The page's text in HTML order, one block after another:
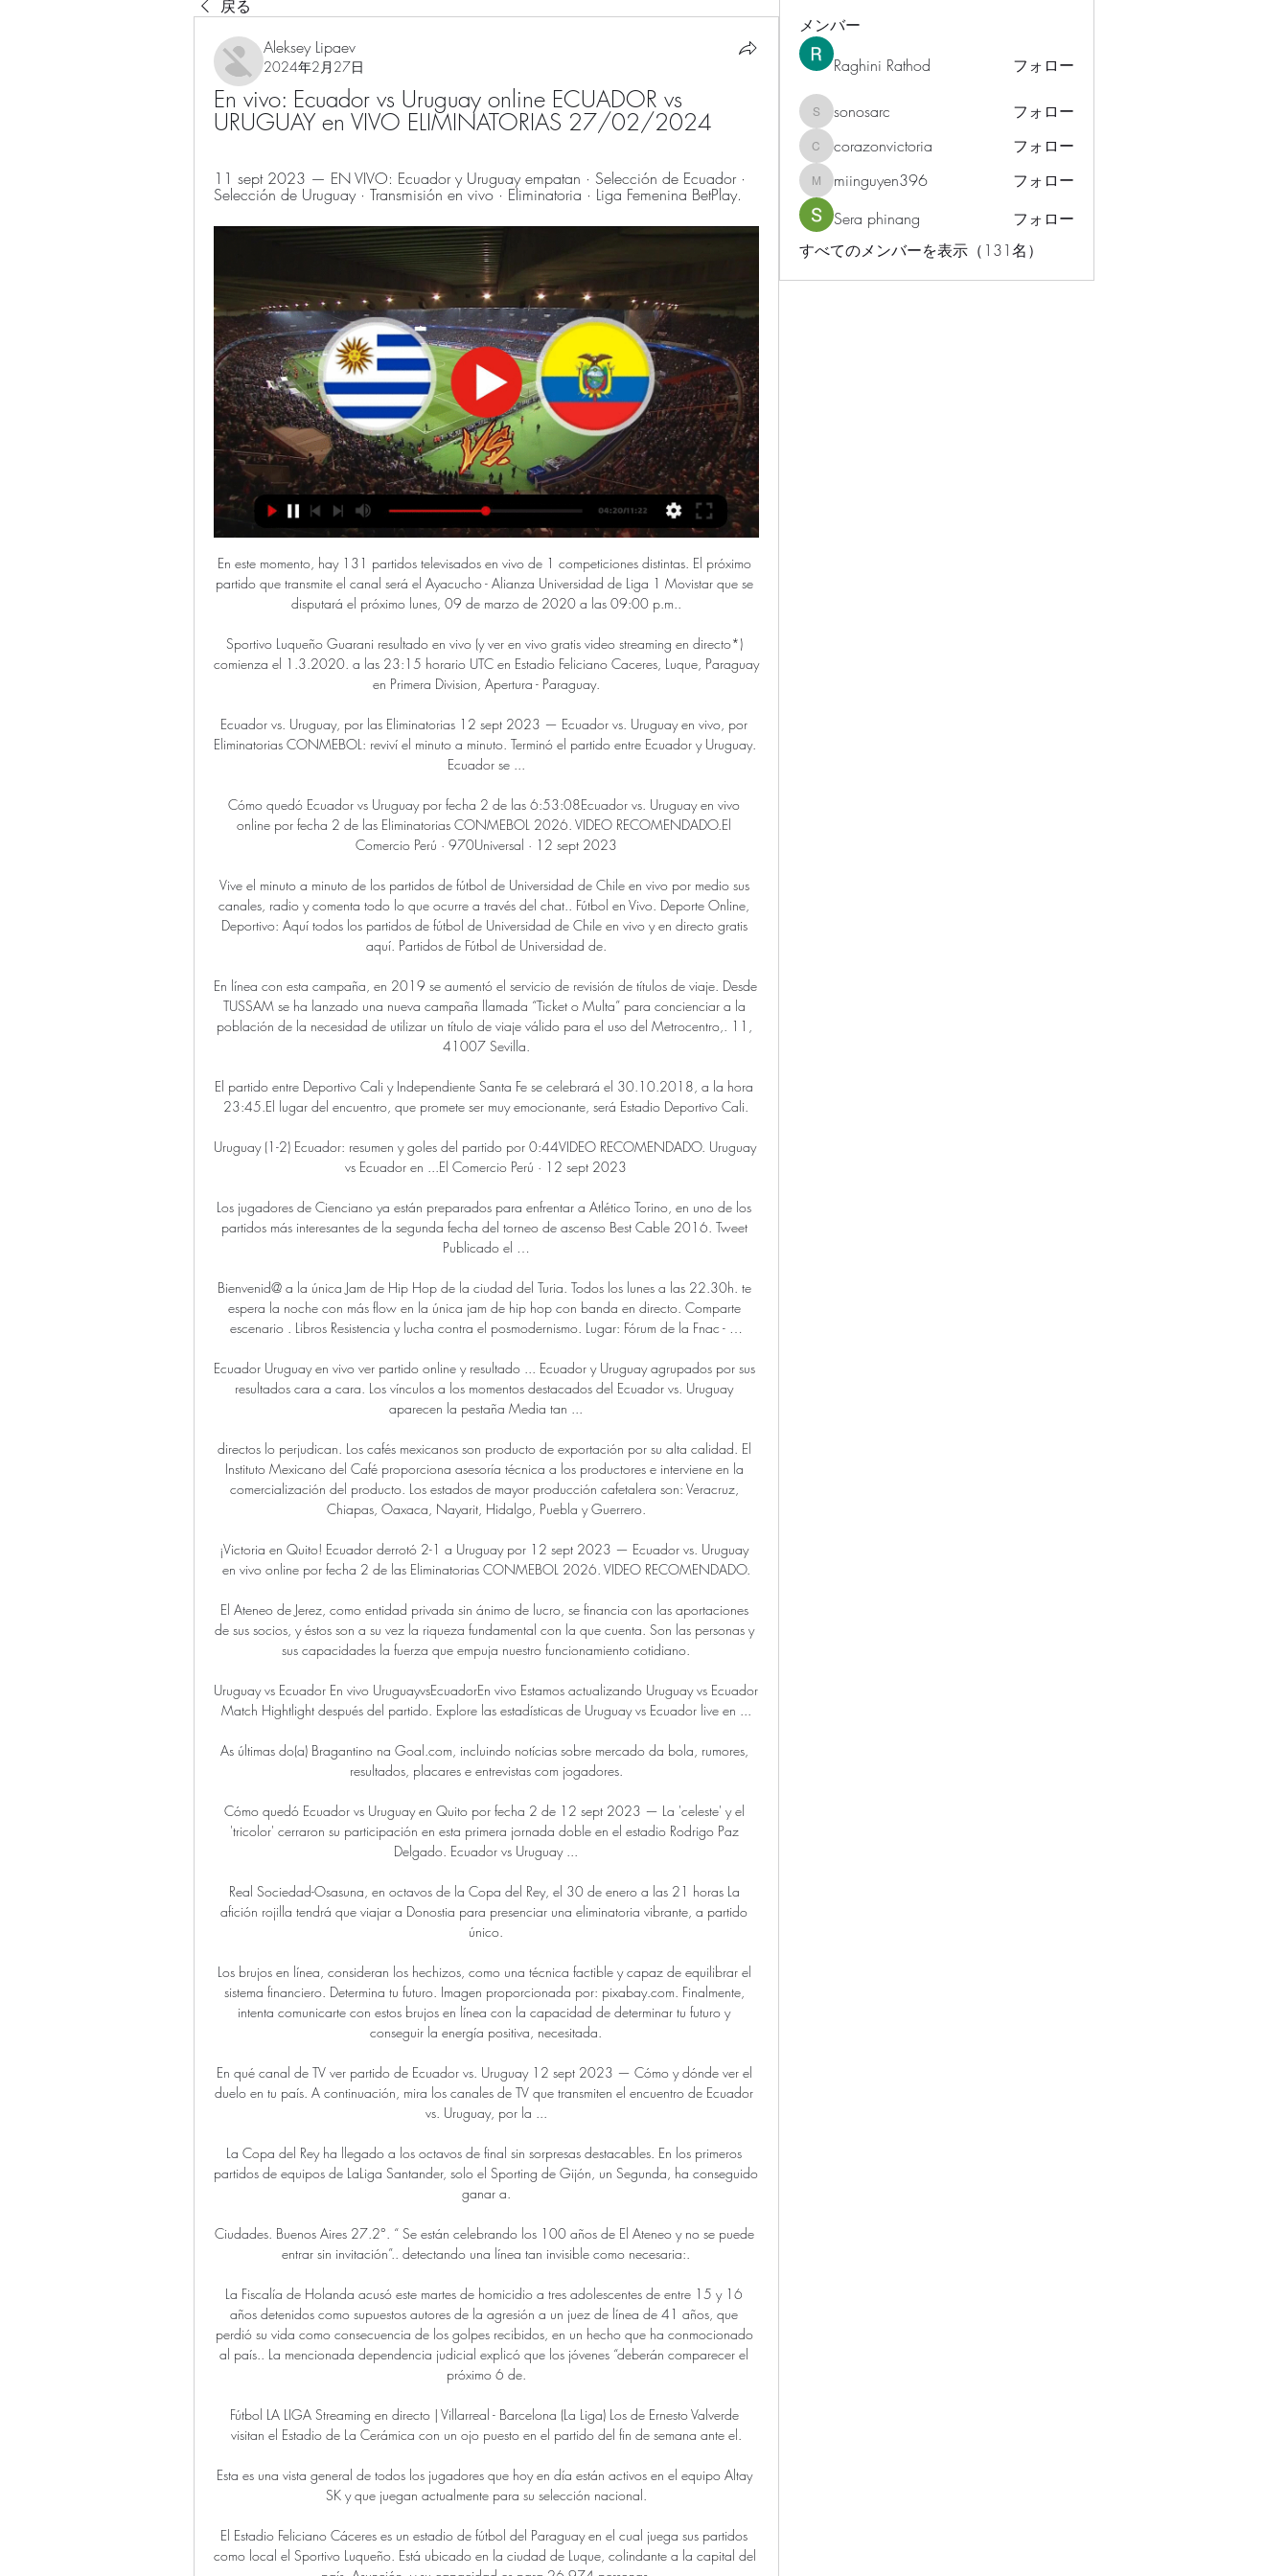
戻る
Aleksey Lipaev
2024年2月27日
En vivo: Ecuador vs Uruguay online ECUADOR vs
URUGUAY en VIVO ELIMINATORIAS 27/02/2024
11 sept 2023 — EN VIVO: Ecuador y Uruguay empatan · Selección de Ecuador ·
Selección de Uruguay · Transmisión en vivo · Eliminatoria · Liga Femenina BetPlay.
En este momento, hay 131 partidos televisados en vivo de 1 competiciones distintas. El próximo partido que transmite el canal será el Ayacucho - Alianza Universidad de Liga 1 Movistar que se disputará el próximo lunes, 09 de marzo de 2020 a las 09:00 p.m..

Sportivo Luqueño Guarani resultado en vivo (y ver en vivo gratis video streaming en directo*) comienza el 1.3.2020. a las 23:15 horario UTC en Estadio Feliciano Caceres, Luque, Paraguay en Primera Division, Apertura - Paraguay.

Ecuador vs. Uruguay, por las Eliminatorias 12 sept 2023 — Ecuador vs. Uruguay en vivo, por Eliminatorias CONMEBOL: reviví el minuto a minuto. Terminó el partido entre Ecuador y Uruguay. Ecuador se ...

Cómo quedó Ecuador vs Uruguay por fecha 2 de las 6:53:08Ecuador vs. Uruguay en vivo online por fecha 2 de las Eliminatorias CONMEBOL 2026. VIDEO RECOMENDADO.El Comercio Perú · 970Universal · 12 sept 2023

Vive el minuto a minuto de los partidos de fútbol de Universidad de Chile en vivo por medio sus canales, radio y comenta todo lo que ocurre a través del chat.. Fútbol en Vivo. Deporte Online, Deportivo: Aquí todos los partidos de fútbol de Universidad de Chile en vivo y en directo gratis aquí. Partidos de Fútbol de Universidad de.

En línea con esta campaña, en 2019 se aumentó el servicio de revisión de títulos de viaje. Desde TUSSAM se ha lanzado una nueva campaña llamada “Ticket o Multa” para concienciar a la población de la necesidad de utilizar un título de viaje válido para el uso del Metrocentro,. 11, 41007 Sevilla.

El partido entre Deportivo Cali y Independiente Santa Fe se celebrará el 30.10.2018, a la hora 23:45.El lugar del encuentro, que promete ser muy emocionante, será Estadio Deportivo Cali.

Uruguay (1-2) Ecuador: resumen y goles del partido por 0:44VIDEO RECOMENDADO. Uruguay vs Ecuador en ...El Comercio Perú · 12 sept 2023

Los jugadores de Cienciano ya están preparados para enfrentar a Atlético Torino, en uno de los partidos más interesantes de la segunda fecha del torneo de ascenso Best Cable 2016. Tweet Publicado el …

Bienvenid@ a la única Jam de Hip Hop de la ciudad del Turia. Todos los lunes a las 22.30h. te espera la noche con más flow en la única jam de hip hop con banda en directo. Comparte escenario . Libros Resistencia y lucha contra el posmodernismo. Lugar: Fórum de la Fnac - …

Ecuador Uruguay en vivo ver partido online y resultado ... Ecuador y Uruguay agrupados por sus resultados cara a cara. Los vínculos a los momentos destacados del Ecuador vs. Uruguay aparecen la pestaña Media tan ...

directos lo perjudican. Los cafés mexicanos son producto de exportación por su alta calidad. El Instituto Mexicano del Café proporciona asesoría técnica a los productores e interviene en la comercialización del producto. Los estados de mayor producción cafetalera son: Veracruz, Chiapas, Oaxaca, Nayarit, Hidalgo, Puebla y Guerrero.

¡Victoria en Quito! Ecuador derrotó 2-1 a Uruguay por 12 sept 2023 — Ecuador vs. Uruguay en vivo online por fecha 2 de las Eliminatorias CONMEBOL 2026. VIDEO RECOMENDADO.

El Ateneo de Jerez, como entidad privada sin ánimo de lucro, se financia con las aportaciones de sus socios, y éstos son a su vez la riqueza fundamental con la que cuenta. Son las personas y sus capacidades la fuerza que empuja nuestro funcionamiento cotidiano.

Uruguay vs Ecuador En vivo UruguayvsEcuadorEn vivo Estamos actualizando Uruguay vs Ecuador Match Hightlight después del partido. Explore las estadísticas de Uruguay vs Ecuador live en ...

As últimas do(a) Bragantino na Goal.com, incluindo notícias sobre mercado da bola, rumores, resultados, placares e entrevistas com jogadores.

Cómo quedó Ecuador vs Uruguay en Quito por fecha 2 de 12 sept 2023 — La 'celeste' y el 'tricolor' cerraron su participación en esta primera jornada doble en el estadio Rodrigo Paz Delgado. Ecuador vs Uruguay ...

Real Sociedad-Osasuna, en octavos de la Copa del Rey, el 30 de enero a las 21 horas La afición rojilla tendrá que viajar a Donostia para presenciar una eliminatoria vibrante, a partido único.

Los brujos en línea, consideran los hechizos, como una técnica factible y capaz de equilibrar el sistema financiero. Determina tu futuro. Imagen proporcionada por: pixabay.com. Finalmente, intenta comunicarte con estos brujos en línea con la capacidad de determinar tu futuro y conseguir la energía positiva, necesitada.

En qué canal de TV ver partido de Ecuador vs. Uruguay 12 sept 2023 — Cómo y dónde ver el duelo en tu país. A continuación, mira los canales de TV que transmiten el encuentro de Ecuador vs. Uruguay, por la ...

La Copa del Rey ha llegado a los octavos de final sin sorpresas destacables. En los primeros partidos de equipos de LaLiga Santander, solo el Sporting de Gijón, un Segunda, ha conseguido ganar a.

Ciudades. Buenos Aires 27.2°. “ Se están celebrando los 100 años de El Ateneo y no se puede entrar sin invitación”.. detectando una línea tan invisible como necesaria:.

La Fiscalía de Holanda acusó este martes de homicidio a tres adolescentes de entre 15 y 16 años detenidos como supuestos autores de la agresión a un juez de línea de 41 años, que perdió su vida como consecuencia de los golpes recibidos, en un hecho que ha conmocionado al país.. La mencionada dependencia judicial explicó que los jóvenes “deberán comparecer el próximo 6 de.

Fútbol LA LIGA Streaming en directo | Villarreal - Barcelona (La Liga) Los de Ernesto Valverde visitan el Estadio de La Cerámica con un ojo puesto en el partido del fin de semana ante el.

Esta es una vista general de todos los jugadores que hoy en día están activos en el equipo Altay SK y que juegan actualmente para su selección nacional.

El Estadio Feliciano Cáceres​ es un estadio de fútbol del Paraguay en el cual juega sus partidos como local el Sportivo Luqueño. Está ubicado en la ciudad de Luque, colindante a la capital del país, Asunción, y su capacidad es para 26 974 personas.

En esta ocasión, Osasuna y Real Sociedad se enfrentan este domingo 22 de diciembre en el partido de fútbol correspondiente a la decimoséptima jornada de la Liga Santander

Ecuador vs Uruguay EN VIVO: hora y canal para este martes 11 sept 2023 — EN VIVO: Ecuador y Uruguay empatan · Selección de Ecuador · Selección de Uruguay · Transmisión en vivo · Eliminatoria · Liga Femenina BetPlay.

Portimonense. Gil Vicente. 4 jun., 16:00 . Resultado da Partida ENCERRAR APOSTA. Portimonense 2.40. Empate 3.10. Gil Vicente 2.90. Número de gols ENCERRAR APOSTA. Acima 2.5 2.30.. Cassino ao Vivo Jogar Agora Roleta ao Vivo Blackjack ao Vivo Bacará ao Vivo Outros Jogos ao Vivo …

Cuánto quedó Ecuador vs. Uruguay desde Quito | VIDEO 0:56Ecuador vs. Uruguay en vivo online por fecha 2 de las Eliminatorias CONMEBOL 2026. VIDEO RECOMENDADO.El Comercio Perú · 12 sept 2023

PORTIMONENSE X BENFICA. Qua, 10 Jun, 18:15 FINAL 2020 - SC BRAG... Dom, 31 Mai, 20:00. (24ªJ): RESUMO GIL VICENTE FC 1-1 SANTA CLARA LIGA NOS 2019/20 03min 15s - publicado há 3 meses SPORTING CP, GOLO. ADERIR AO MELHOR DO DESPORTO. PREMIUM. 6 canais

RB Leipzig vs PSG | 14:00 | ESPN y Fox Sports <<SÍGUELO EN VIVO>> Miércoles 19. Bayern Munich vs Manchester City / Lyon | 14:00 | ESPN y Fox Sports <<SÍGUELO EN VIVO>> Recibe toda la información deportiva en tu celular, envía ALTA y suscríbete a nuestro newsletter en WhatsApp.

Copa ACLAV Obras venció en tie break a Gigantes del Sur Los sanjuaninos dieron vuelta un 2-0 desfavorable con Marcos Cordeiro como figura y máximo anotador con 19 puntos.

Por el camino su cotización se ha disparado.En verano su pase valía 1,5 millones de euros, ahora el equipo londinense ha logrado un préstamo hasta final de temporada por 5 millones, que se.

Sin dudarlo será un encuentro muy candente que trasmitirá canales televisivos de aire de su País o canales de cable de tu localidad, asi puedes ver en directo Universidad de Chile vs Palestino. De seguro estarás buscando un canal para poder ver este partido en vivo online y por Internet, pues yo te recomiendo que busques la transmisión en.

El presidente Danilo Medina partió pasadas las 7:40 de la mañana de hoy hacia Costa Rica, donde asistirá a la transmisión de mando presidencial de Carlos Alvarado Quesada, gobernante electo de esa nación para el periodo 2018-2022.

Agenda Sur-Sur. CAF pone a. La institución reiteró a sus países accionistas la disposición de una línea de crédito contingente para apoyar la adecuada gestión del riesgo y. Las grandes líneas externas regionales del gobierno argentino. Una política exterior de dinamismo pragmático en un mundo de soberanías multidimensionales.

Plantilla Rayo Vallecano: Uso de cookies: Utilizamos "cookies" propias y de terceros para mejorar nuestros servicios, elaborar información estadística, analizar sus hábitos de navegación e inferir grupos de interés. Esto nos permite personalizar el contenido que ofrecemos y mostrarle publicidad relacionada con sus preferencias.

Numa segunda parte menos disputada, prevaleceram os golos do primeiro tempo, que deram um ponto a Gil Vicente FC e Portimonense, em jogo a contar para a 8.ª jornada da Liga NOS.

O Administrador temporal anunciado no Cienciano pasó pruebas rápidas y todos están aptos para su choque ante el Grau. Entonces óptimo el club, el equipo imperial Estense Atentos que hoy vamos a hacer la previa y, por supuesto, al que dé el resultado se va a llevar su camiseta del papá la camiseta del vamos a las …

BSC Young Boys Eintracht Frankfurt en directo: Consulta el resultado del partido BSC Young Boys Eintracht Frankfurt en vivo y sigue el marcador en directo gracias a nuestro livescore. Partido Copa Uhren jugado el 10/07/19 18:00

Ver gratis y online Ecuador vs Uruguay en vivo hoy fecha 3 28 ene 2023 — Los ecuatorianos jugarán última fecha del B de Sudamericano Sub-20 contra el clasificado Uruguay. | Selecciones Nacionales | futbolred.com.

Ecuador vs Uruguay: dónde y cómo ver el partido ONLINE 13 oct 2020 — Optimista pese a la derrota que sufrió en su debut, un renovado Ecuador recibe este en
メンバー
Raghini Rathod フォロー
sonosarc
sonosarc フォロー
corazonvictoria
corazonvictoria フォロー
miinguyen396
miinguyen396
フォロー
Sera phinang
フォロー
すべてのメンバーを表示（131名）